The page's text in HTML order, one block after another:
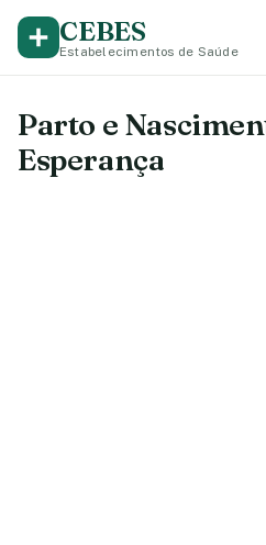
CEBES
Estabelecimentos de Saúde
Parto e
Esperança